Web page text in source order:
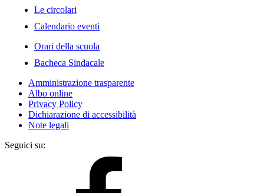
Le circolari
Calendario eventi
Orari della scuola
Bacheca Sindacale
Amministrazione trasparente
Albo online
Privacy Policy
Dichiarazione di accessibilità
Note legali
Seguici su: